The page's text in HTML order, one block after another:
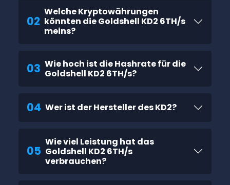
02
Welche Kryptowährungen
könnten die Goldshell KD2 6TH/s
meins?
03 Wie hoch ist die Hashrate für die
Goldshell KD2 6TH/s?
04 Wer ist der Hersteller des KD2?
05
Wie viel Leistung hat das
Goldshell KD2 6TH/s
verbrauchen?